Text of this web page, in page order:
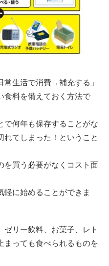
常生活で消費→補充する」
食料を備えておく方法で
で何年も保存することがな
れてしまった！ということ
を買う必要がなくコスト面
軽に始めることができま
ゼリー飲料、お菓子、レト
まっても食べられるものを